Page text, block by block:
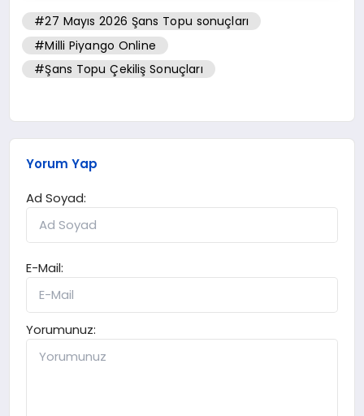
#27 Mayıs 2026 Şans Topu sonuçları
#Milli Piyango Online
#Şans Topu Çekiliş Sonuçları
Yorum Yap
Ad Soyad:
E-Mail:
Yorumunuz: